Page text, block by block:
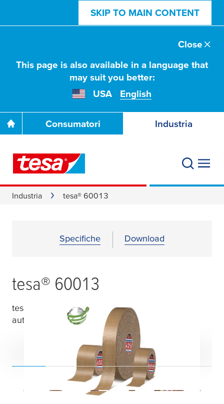
SKIP TO MAIN CONTENT
This page is also available in a language that
may suit you better:
USA
English
Close
Consumatori Industria
Industria tesa® 60013
Specifiche Download
tesa® 60013
tesa
® 60013 – Nastro di carta rinforzata
autoadesiva